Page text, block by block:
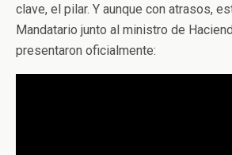
clave, el pilar. Y aunque con atrasos,
Mandatario junto al ministro de
presentaron oficialmente: